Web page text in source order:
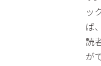
ッ
ば
読
が